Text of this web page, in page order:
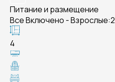
Питание и размещение
Все Включено - Взрослые:2
4